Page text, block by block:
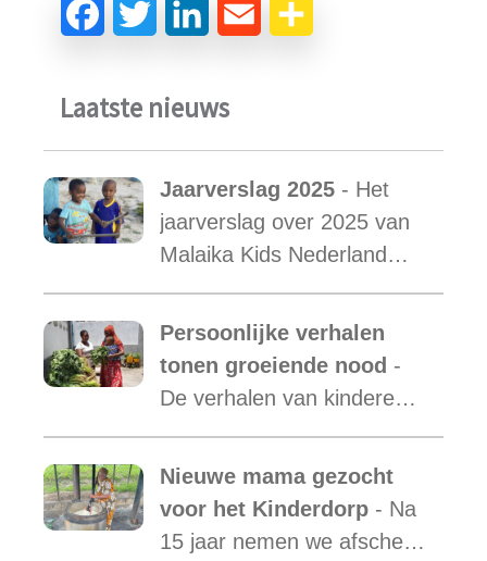
Laatste nieuws
Jaarverslag 2025 - Het
jaarverslag over 2025 van
Malaika Kids Nederland
met daarin opgenomen het
verslag van de activiteiten
van Malaika Kids Tanzania
is uit.
Persoonlijke verhalen
tonen groeiende nood -
De verhalen van kinderen
laten zien hoe essentieel
onze ondersteuning is,
terwijl de vraag blijft
toenemen.
Nieuwe mama gezocht
voor het Kinderdorp - Na
15 jaar nemen we afscheid